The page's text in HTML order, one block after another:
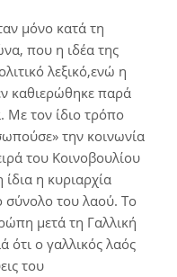
μόνο κατά τη
που η ιδέα της
λεξικό,ενώ η
καθιερώθηκε παρά
Με τον ίδιο τρόπο
την κοινωνία
του Κοινοβουλίου
η κυριαρχία
σύνολο του λαού. Το
μετά τη Γαλλική
ότι ο γαλλικός λαός
του